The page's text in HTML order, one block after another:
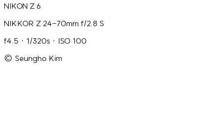
NIKON Z 6
NIKKOR Z 24-70mm f/2.8 S
f4.5 · 1/320s · ISO 100
© Seungho Kim